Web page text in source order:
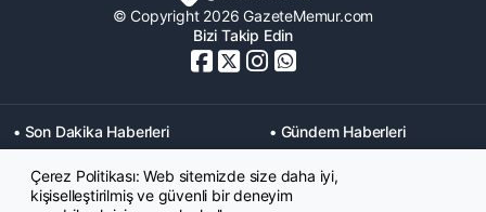
© Copyright 2026 GazeteMemur.com
Bizi Takip Edin
• Son Dakika Haberleri
• Gündem Haberleri
• Memurlar Haberleri
• KPSS Haberleri
• Ekonomi Haberleri
• Eğitim Haberleri
• Yaşam Haberleri
• Maaş Verileri Haberleri
Çerez Politikası: Web sitemizde size daha iyi,
kişiselleştirilmiş ve güvenli bir deneyim